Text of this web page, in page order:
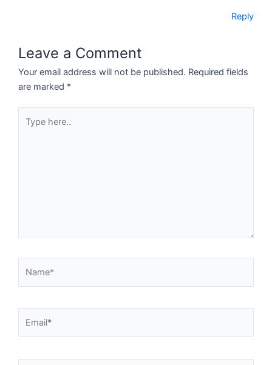
Reply
Leave a Comment
Your email address will not be published. Required fields
are marked *
here..